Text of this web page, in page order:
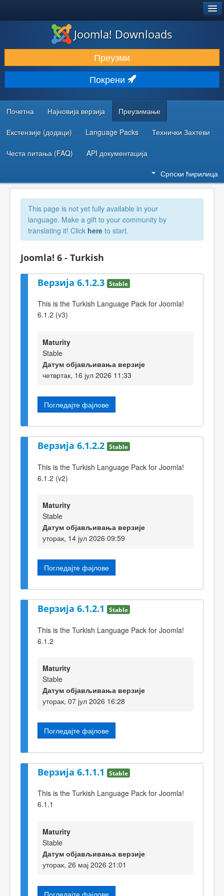
ПРЕУЗИМАЊЕ И ПРОШИРЕЊА (ЕКСТЕНЗИЈЕ)
ОТКРИЈТЕ И НАУЧИТЕ
ЗАЈЕДНИЦА И ПОДРШКА
РЕСУРСИ ЗА РАЗВОЈ
Joomla! Downloads
Преузми
Покрени
Почетна Најновија верзија Преузимање
Екстензије (додаци) Language Packs Технички Захтеви
Честа питања (FAQ) API документација
Српски ћирилица
This page is not yet fully available in your
language. Make a gift to your community by
translating it! Click here to start.
Joomla! 6 - Turkish
Верзија 6.1.2.3 Stable
This is the Turkish Language Pack for Joomla!
6.1.2 (v3)
Maturity
Stable
Датум објављивања верзије
четвртак, 16 јул 2026 11:33
Погледајте фајлове
Верзија 6.1.2.2 Stable
This is the Turkish Language Pack for Joomla!
6.1.2 (v2)
Maturity
Stable
Датум објављивања верзије
уторак, 14 јул 2026 09:59
Погледајте фајлове
Верзија 6.1.2.1 Stable
This is the Turkish Language Pack for Joomla!
6.1.2
Maturity
Stable
Датум објављивања верзије
уторак, 07 јул 2026 16:28
Погледајте фајлове
Верзија 6.1.1.1 Stable
This is the Turkish Language Pack for Joomla!
6.1.1
Maturity
Stable
Датум објављивања верзије
уторак, 26 мај 2026 21:01
Погледајте фајлове